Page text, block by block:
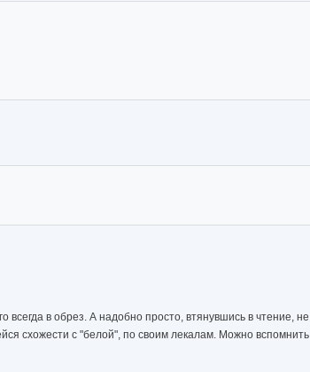
всегда в обрез. А надобно просто, втянувшись в чтение, не
схожести с "белой", по своим лекалам. Можно вспомнить